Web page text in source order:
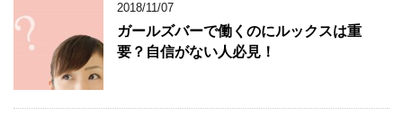
2018/11/07
ガールズバーで働くのにルックスは重
要？自信がない人必見！